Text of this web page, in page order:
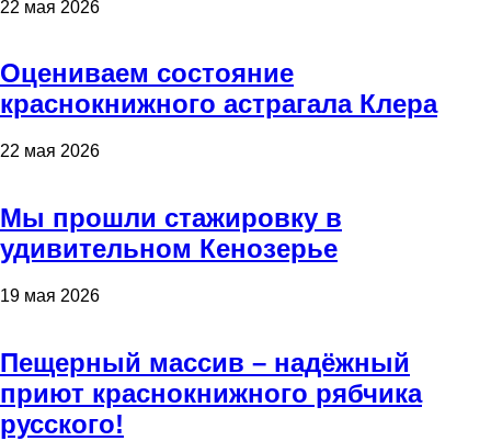
22 мая 2026
Оцениваем состояние
краснокнижного астрагала Клера
22 мая 2026
Мы прошли стажировку в
удивительном Кенозерье
19 мая 2026
Пещерный массив – надёжный
приют краснокнижного рябчика
русского!